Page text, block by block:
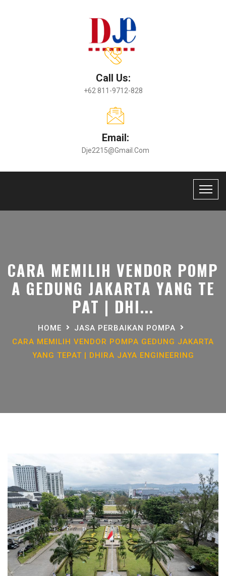
Call Us:
+62 811-9712-828
Email:
Dje2215@gmail.com
CARA MEMILIH VENDOR POMP
A GEDUNG JAKARTA YANG TE
PAT | DHI...
HOME
JASA PERBAIKAN POMPA
CARA MEMILIH VENDOR POMPA GEDUNG JAKARTA
YANG TEPAT | DHIRA JAYA ENGINEERING